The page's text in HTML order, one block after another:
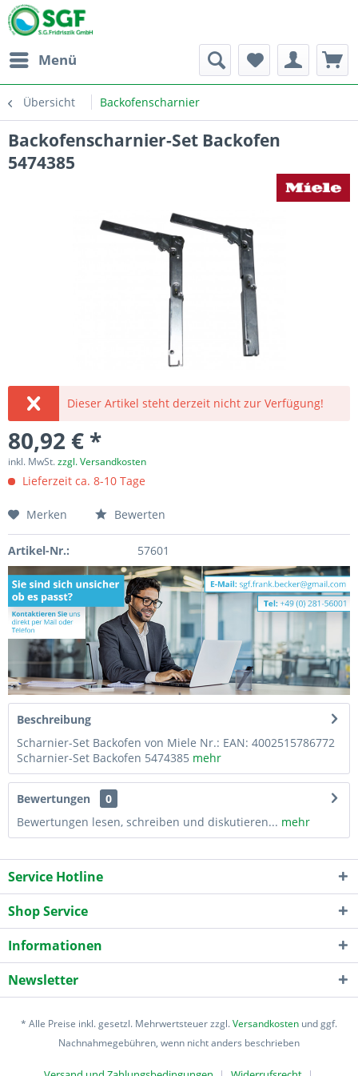
Menü
Übersicht Backofenscharnier
Backofenscharnier-Set Backofen
5474385
Dieser Artikel steht derzeit nicht zur Verfügung!
80,92 € *
inkl. MwSt.zzgl. Versandkosten
Lieferzeit ca. 8-10 Tage
Merken Bewerten
Artikel-Nr.: 57601
Beschreibung
Scharnier-Set Backofen von Miele Nr.: EAN: 4002515786772
Scharnier-Set Backofen 5474385 mehr
Bewertungen
0
Bewertungen lesen, schreiben und diskutieren... mehr
Service Hotline
Shop Service
Informationen
Newsletter
* Alle Preise inkl. gesetzl. Mehrwertsteuer zzgl.Versandkosten und ggf.
Nachnahmegebühren, wenn nicht anders beschrieben